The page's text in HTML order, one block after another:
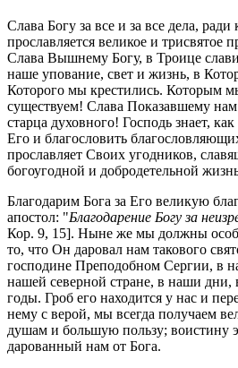
Слава Богу за все и за все дела, ради
прославляется великое и трисвятое
Слава Вышнему Богу, в Троице
наше упование, свет и жизнь, в
Которого мы крестились. Которым
существуем! Слава Показавшему
старца духовного! Господь знает,
Его и благословить
прославляет Своих угодников,
богоугодной и добродетельной
Благодарим Бога за Его великую
апостол: "Благодарение Богу за
Кор. 9, 15]. Ныне же мы должны
то, что Он даровал нам такового
господине Преподобном Сергии, в
нашей северной стране, в наши дни,
годы. Гроб его находится у нас и
нему с верой, мы всегда получаем
душам и большую пользу; воистину
дарованный нам от Бога.